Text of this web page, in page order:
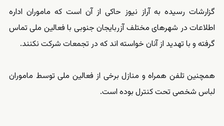
گزارشات رسیده به آراز نیوز حاکی از آن است که ماموران اداره
اطلاعات در شهرهای مختلف آزربایجان جنوبی با فعالین ملی تماس
گرفته و با تهدید از آنان خواسته اند که در تجمعات شرکت نکنند.
همچنین تلفن همراه و منازل برخی از فعالین ملی توسط ماموران
لباس شخصی تحت کنترل بوده است.